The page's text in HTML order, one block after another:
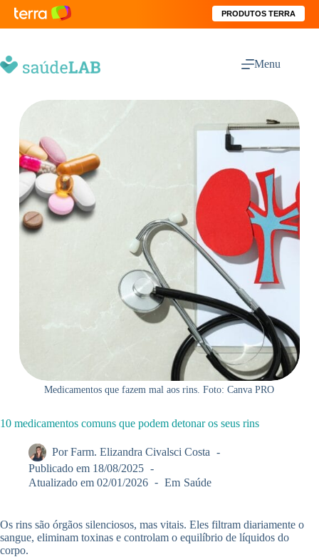
PRODUTOS TERRA
Menu
Medicamentos que fazem mal aos rins. Foto: Canva PRO
10 medicamentos comuns que podem detonar os seus rins
Por Farm. Elizandra Civalsci Costa
Publicado em 18/08/2025
Atualizado em 02/01/2026 Em Saúde
Os rins são órgãos silenciosos, mas vitais. Eles filtram diariamente o
sangue, eliminam toxinas e controlam o equilíbrio de líquidos do
corpo.